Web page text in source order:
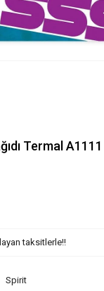
Termal
taksitlerle!!
Spirit